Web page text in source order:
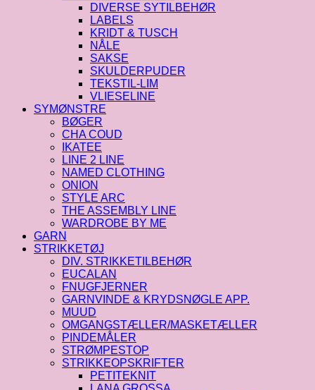
DIVERSE SYTILBEHØR
LABELS
KRIDT & TUSCH
NÅLE
SAKSE
SKULDERPUDER
TEKSTIL-LIM
VLIESELINE
SYMØNSTRE
BØGER
CHA COUD
IKATEE
LINE 2 LINE
NAMED CLOTHING
ONION
STYLE ARC
THE ASSEMBLY LINE
WARDROBE BY ME
GARN
STRIKKETØJ
DIV. STRIKKETILBEHØR
EUCALAN
FNUGFJERNER
GARNVINDE & KRYDSNØGLE APP.
MUUD
OMGANGSTÆLLER/MASKETÆLLER
PINDEMÅLER
STRØMPESTOP
STRIKKEOPSKRIFTER
PETITEKNIT